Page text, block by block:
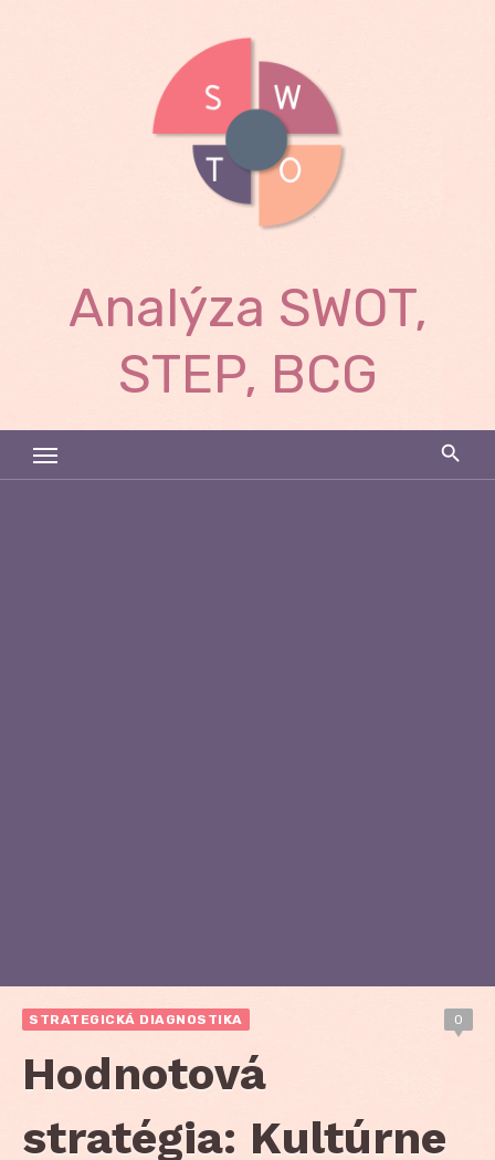
Analýza SWOT,
STEP, BCG
STRATEGICKÁ DIAGNOSTIKA 0
Hodnotová
stratégia: Kultúrne